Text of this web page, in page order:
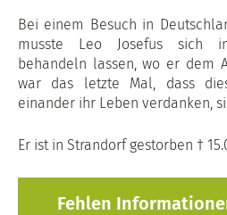
Bei einem Besuch in
musste Leo Josefus sich
behandeln lassen, wo er dem
war das letzte Mal, dass
einander ihr Leben verdanken,
Er ist in Strandorf gestorben †
Fehlen